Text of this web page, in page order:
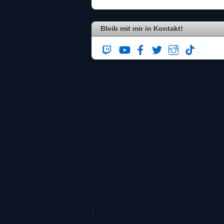
Bleib mit mir in Kontakt!
↑